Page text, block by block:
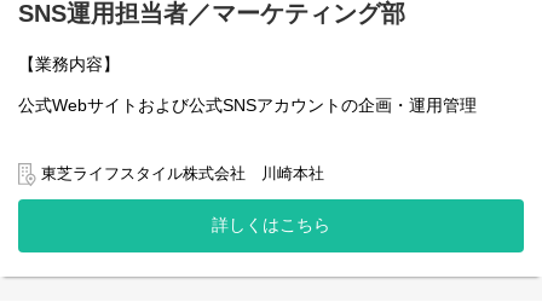
SNS運用担当者／マーケティング部
【業務内容】
公式Webサイトおよび公式SNSアカウントの企画・運用管理
当社はデジタルマーケティングの強化を図り、ブランドの認知拡
大と顧客エンゲージメント向上を目指しています。特に公式WEB
サイトおよび公式SNSの運用において、単なる投稿や更新にとど
まらず、データ分析に基づいた戦略的な企画立案と実行が求めら
れています。そこで、テクニカルな知識とマーケティング視点を
兼ね備え、自ら主体的に企画を推進できる人材を新たに迎え入
東芝ライフスタイル株式会社 川崎本社
詳しくはこちら